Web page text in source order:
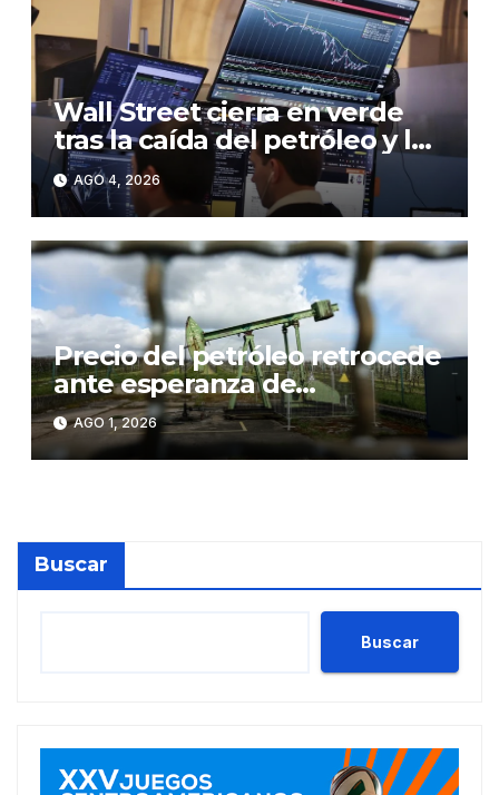
Wall Street cierra en verde
tras la caída del petróleo y la
subida de las tecnológicas
AGO 4, 2026
Precio del petróleo retrocede
ante esperanza de
negociaciones en Oriente
Medio
AGO 1, 2026
Buscar
Buscar